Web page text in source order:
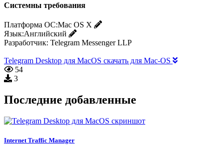
Системны требования
Платформа ОС:Mac OS X
Язык:Английский
Разработчик: Telegram Messenger LLP
Telegram Desktop для MacOS скачать для Mac-OS
54
3
Последние добавленные
Internet Traffic Manager